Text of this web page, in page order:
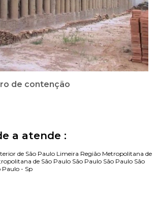
de contenção
a atende :
de São Paulo Limeira Região Metropolitana de
de São Paulo São Paulo São Paulo São
Paulo - Sp